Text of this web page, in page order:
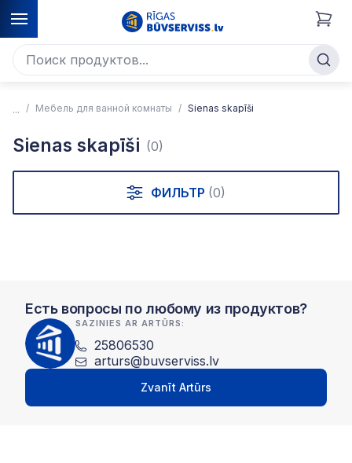
Мебель для ванной комнаты Sienas skapīši
Sienas skapīši (0)
ФИЛЬТР (0)
Есть вопросы по любому из продуктов?
SAZINIES AR ARTŪRS:
25806530
arturs@buvserviss.lv
Zvanīt Artūrs